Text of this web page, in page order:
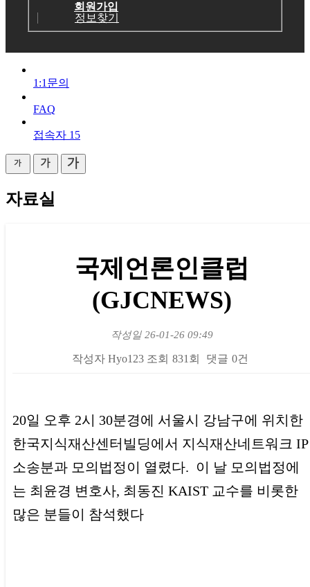
회원가입
정보찾기
1:1문의
FAQ
접속자 15
자료실
국제언론인클럽
(GJCNEWS)
작성일 26-01-26 09:49
작성자 Hyo123 조회 831회 댓글 0건
20일 오후 2시 30분경에 서울시 강남구에 위치한
한국지식재산센터빌딩에서 지식재산네트워크 IP
소송분과 모의법정이 열렸다. 이 날 모의법정에
는 최윤경 변호사, 최동진 KAIST 교수를 비롯한
많은 분들이 참석했다